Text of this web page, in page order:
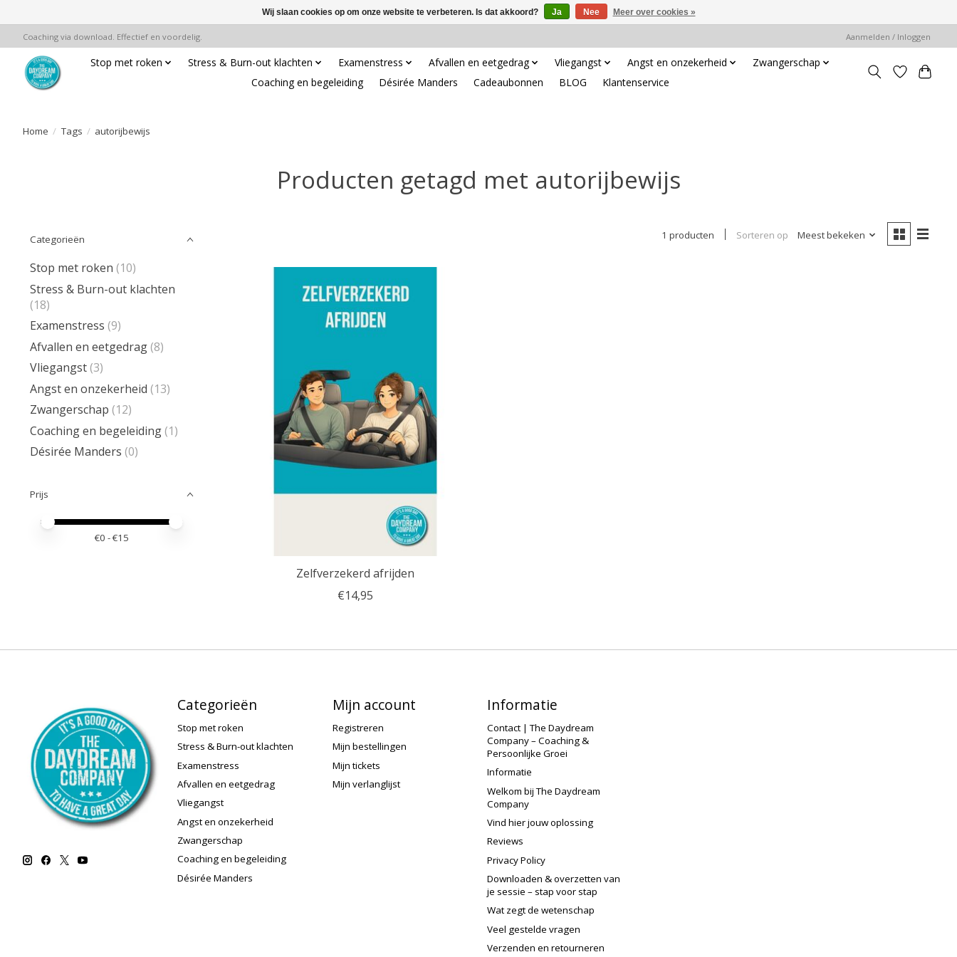
Coaching via download. Effectief en voordelig. Aanmelden / Inloggen
Stop met roken Stress & Burn-out klachten Examenstress Afvallen en eetgedrag Vliegangst Angst en onzekerheid
Zwangerschap
Coaching en begeleiding
Désirée Manders Cadeaubonnen BLOG Klantenservice
Home / Tags / autorijbewijs
Producten getagd met autorijbewijs
Categorieën
Stop met roken (10)
Stress & Burn-out klachten
(18)
Examenstress (9)
Afvallen en eetgedrag(8)
Vliegangst(3)
Angst en onzekerheid (13)
Zwangerschap (12)
Coaching en begeleiding(1)
Désirée Manders (0)
Prijs
Minimale prijswaarde
Price maximum value
€0 - €15
1 producten Sorteren op Meest bekeken
Zelfverzekerd afrijden
€14,95
Categorieën
Stop met roken
Stress & Burn-out klachten
Examenstress
Afvallen en eetgedrag
Vliegangst
Angst en onzekerheid
Zwangerschap
Coaching en begeleiding
Désirée Manders
Mijn account
Registreren
Mijn bestellingen
Mijn tickets
Mijn verlanglijst
Informatie
Contact | The Daydream
Company – Coaching &
Persoonlijke Groei
Informatie
Welkom bij The Daydream
Company
Vind hier jouw oplossing
Reviews
Privacy Policy
Downloaden & overzetten van
je sessie – stap voor stap
Wat zegt de wetenschap
Veel gestelde vragen
Verzenden en retourneren
Wij slaan cookies op om onze website te verbeteren. Is dat akkoord? Ja Nee Meer over cookies »